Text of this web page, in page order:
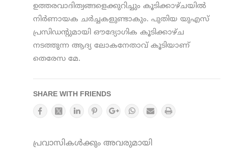
ഉത്തരവാദിത്വങ്ങളെക്കുറിച്ചും കൂടിക്കാഴ്ചയില്‍
നിര്‍ണായക ചര്‍ച്ചകളുണ്ടാകും. പുതിയ യുഎസ്
പ്രസിഡന്റുമായി ഔദ്യോഗിക കൂടിക്കാഴ്ച
നടത്തുന്ന ആദ്യ ലോകനേതാവ് കൂടിയാണ്
തെരേസ മേ.
SHARE WITH FRIENDS
പ്രവാസികൾക്കും അവരുമായി